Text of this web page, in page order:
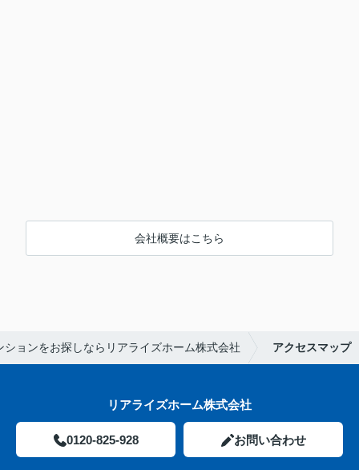
会社概要はこちら
ションをお探しならリアライズホーム株式会社 アクセスマップ
リアライズホーム株式会社
0120-825-928 お問い合わせ